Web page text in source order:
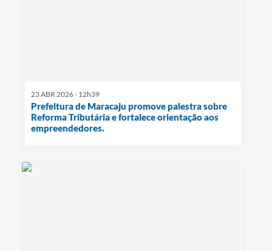
23 ABR 2026 - 12h39
Prefeitura de Maracaju promove palestra sobre
Reforma Tributária e fortalece orientação aos
empreendedores.